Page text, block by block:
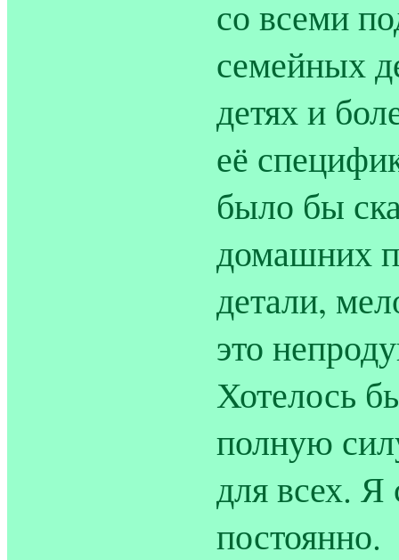
со всеми
семейных
детях и
её
было бы
домашних
детали,
это
Хотелось
полную
для всех. Я
постоянно.